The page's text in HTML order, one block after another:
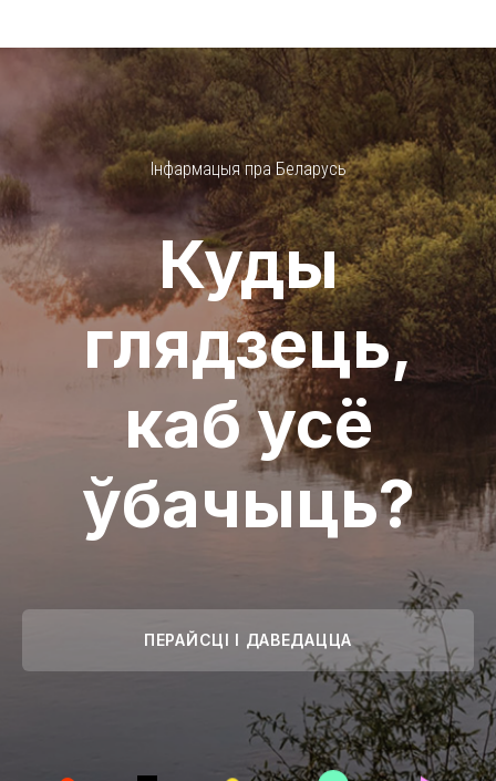
Інфармацыя пра Беларусь
Куды
глядзець,
каб усё
ўбачыць?
ПЕРАЙСЦІ І ДАВЕДАЦЦА